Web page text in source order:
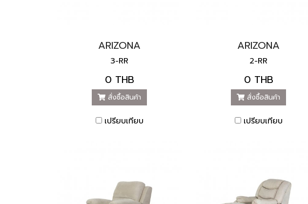
ARIZONA
3-RR
0 THB
สั่งซื้อสินค้า
เปรียบเทียบ
ARIZONA
2-RR
0 THB
สั่งซื้อสินค้า
เปรียบเทียบ